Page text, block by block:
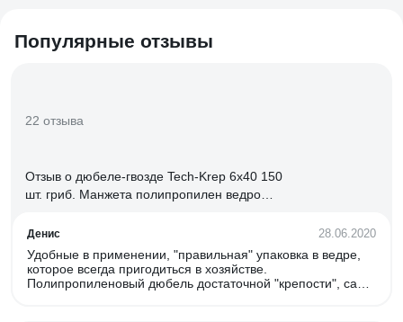
Популярные отзывы
22 отзыва
Отзыв о дюбеле-гвозде Tech-Krep 6х40 150
шт. гриб. Манжета полипропилен ведро
Денис 28.06.2020
Удобные в применении, "правильная" упаковка в ведре,
которое всегда пригодиться в хозяйстве.
Полипропиленовый дюбель достаточной "крепости", сам